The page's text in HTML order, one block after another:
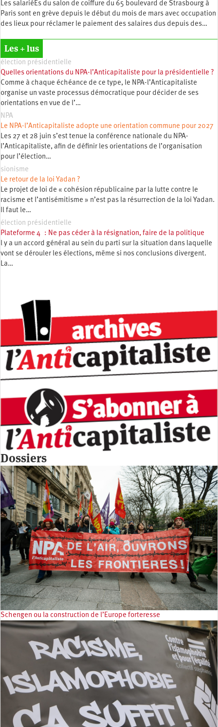
Les salariéEs du salon de coiffure du 65 boulevard de Strasbourg à
Paris sont en grève depuis le début du mois de mars avec occupation
des lieux pour réclamer le paiement des salaires dus depuis des…
Les + lus
élection présidentielle
Quelles orientations du NPA-l’Anticapitaliste pour la présidentielle ?
Comme à chaque échéance de ce type, le NPA-l’Anticapitaliste
organise un vaste processus démocratique pour décider de ses
orientations en vue de l’…
NPA
Le NPA-l’Anticapitaliste adopte une orientation commune pour 2027
Les 27 et 28 juin s’est tenue la conférence nationale du NPA-
l’Anticapitaliste, afin de définir les orientations de l’organisation
pour l’élection…
sionisme
Le retour de la loi Yadan ?
Le projet de loi de « cohésion républicaine par la lutte contre le
racisme et l’antisémitisme » n’est pas la résurrection de la loi Yadan.
Il faut le…
élection présidentielle
Plateforme 4 : Ne pas céder à la résignation, faire de la politique
l y a un accord général au sein du parti sur la situation dans laquelle
vont se dérouler les élections, même si nos conclusions divergent.
La…
Dossiers
Schengen ou la construction de l’Europe forteresse